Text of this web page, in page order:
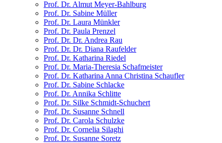
Prof. Dr. Almut Meyer-Bahlburg
Prof. Dr. Sabine Müller
Prof. Dr. Laura Münkler
Prof. Dr. Paula Prenzel
Prof. Dr. Dr. Andrea Rau
Prof. Dr. Dr. Diana Raufelder
Prof. Dr. Katharina Riedel
Prof. Dr. Maria-Theresia Schafmeister
Prof. Dr. Katharina Anna Christina Schaufler
Prof. Dr. Sabine Schlacke
Prof. Dr. Annika Schlitte
Prof. Dr. Silke Schmidt-Schuchert
Prof. Dr. Susanne Schnell
Prof. Dr. Carola Schulzke
Prof. Dr. Cornelia Silaghi
Prof. Dr. Susanne Soretz